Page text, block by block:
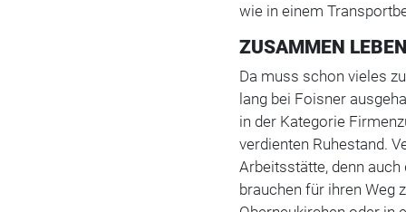
wie in einem
ZUSAMMEN
Da muss schon vieles
lang bei Foisner
in der Kategorie
verdienten Ruhestand.
Arbeitsstätte, denn
brauchen für ihren Weg